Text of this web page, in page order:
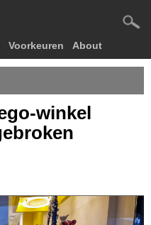
Voorkeuren About
winkel